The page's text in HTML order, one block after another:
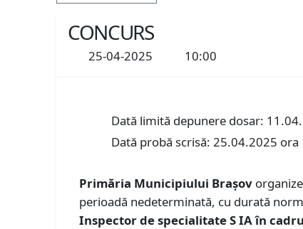
CONCURS
25-04-2025 10:00
Dată limită depunere dosar:
Dată probă scrisă: 25.04.2025 ora
Primăria Municipiului Braşov
perioadă nedeterminată, cu durată
Inspector de specialitate S IA în